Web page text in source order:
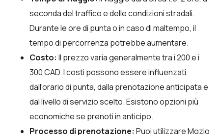
seconda del traffico e delle condizioni stradali.
Durante le ore di punta o in caso di maltempo, il
tempo di percorrenza potrebbe aumentare.
Costo: Il prezzo varia generalmente tra i 200 e i
300 CAD. I costi possono essere influenzati
dall'orario di punta, dalla prenotazione anticipata e
dal livello di servizio scelto. Esistono opzioni più
economiche se prenoti in anticipo.
Processo di prenotazione: Puoi utilizzareMozio